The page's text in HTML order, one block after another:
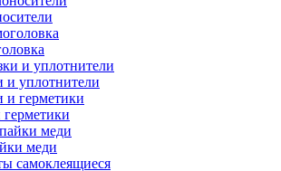
и уплотнители
меди